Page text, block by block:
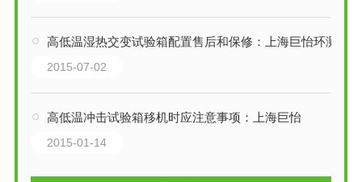
高低温湿热交变试验箱配置售后和保修：上海巨怡环测
2015-07-02
高低温冲击试验箱移机时应注意事项：上海巨怡
2015-01-14